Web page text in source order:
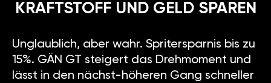
KRAFTSTOFF UND GELD SPAREN
Unglaublich, aber wahr. Spritersparnis bis zu
15%. GÄN GT steigert das Drehmoment und
lässt in den nächst-höheren Gang schneller